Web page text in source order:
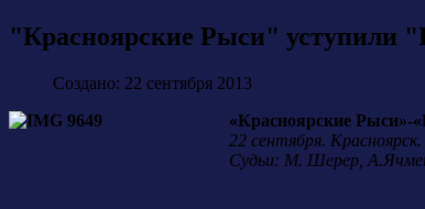
"Красноярские Рыси" уступили
Создано: 22 сентября 2013
«Красноярские Рыси»-
22 сентября.
Судьи: М. Шерер,